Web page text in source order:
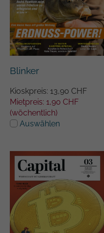
Blinker
Kioskpreis: 13,90 CHF
Mietpreis: 1,90 CHF
(wöchentlich)
Auswählen